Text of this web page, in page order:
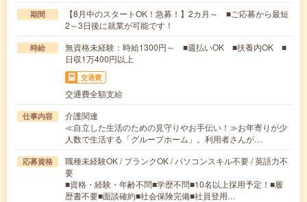
期間
【8月中のスタートOK！急募！】2カ月～ ■ご応募から最短
2～3日後に就業が可能です！
時給
無資格未経験：時給1300円～ ■週払いOK ■扶養内OK ■
日収1万400円以上
交通費
交通費全額支給
仕事内容
介護関連
≪自立した生活のための見守りやお手伝い！≫お年寄りが少
人数で生活する「グループホーム」。利用者さんが…
応募資格
職種未経験OK / ブランクOK / パソコンスキル不要 / 英語力不
要
■資格・経験・年齢不問■学歴不問■10名以上採用予定！■履
歴書不要■面談確約■社会保険完備■社員登用…